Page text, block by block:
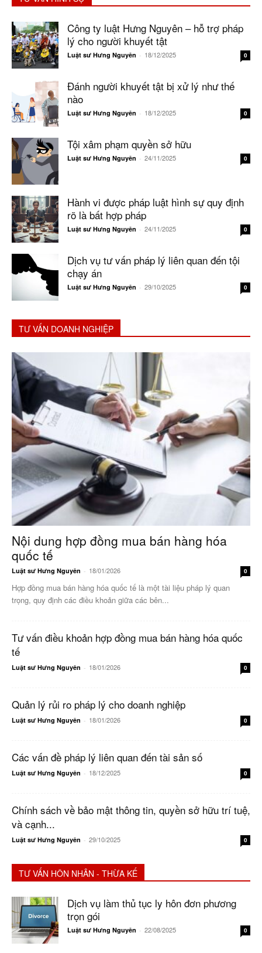
Công ty luật Hưng Nguyên – hỗ trợ pháp
lý cho người khuyết tật
Luật sư Hưng Nguyên - 18/12/2025 0
Đánh người khuyết tật bị xử lý như thế
nào
Luật sư Hưng Nguyên - 18/12/2025 0
Tội xâm phạm quyền sở hữu
Luật sư Hưng Nguyên - 24/11/2025 0
Hành vi được pháp luật hình sự quy định
rõ là bất hợp pháp
Luật sư Hưng Nguyên - 24/11/2025 0
Dịch vụ tư vấn pháp lý liên quan đến tội
chạy án
Luật sư Hưng Nguyên - 29/10/2025 0
TƯ VẤN DOANH NGHIỆP
Nội dung hợp đồng mua bán hàng hóa
quốc tế
Luật sư Hưng Nguyên - 18/01/2026 0
Hợp đồng mua bán hàng hóa quốc tế là một tài liệu pháp lý quan
trọng, quy định các điều khoản giữa các bên...
Tư vấn điều khoản hợp đồng mua bán hàng hóa quốc
tế
Luật sư Hưng Nguyên - 18/01/2026 0
Quản lý rủi ro pháp lý cho doanh nghiệp
Luật sư Hưng Nguyên - 18/01/2026 0
Các vấn đề pháp lý liên quan đến tài sản số
Luật sư Hưng Nguyên - 18/12/2025 0
Chính sách về bảo mật thông tin, quyền sở hữu trí tuệ,
và cạnh...
Luật sư Hưng Nguyên - 29/10/2025 0
TƯ VẤN HÔN NHÂN - THỪA KẾ
Dịch vụ làm thủ tục ly hôn đơn phương
trọn gói
Luật sư Hưng Nguyên - 22/08/2025 0